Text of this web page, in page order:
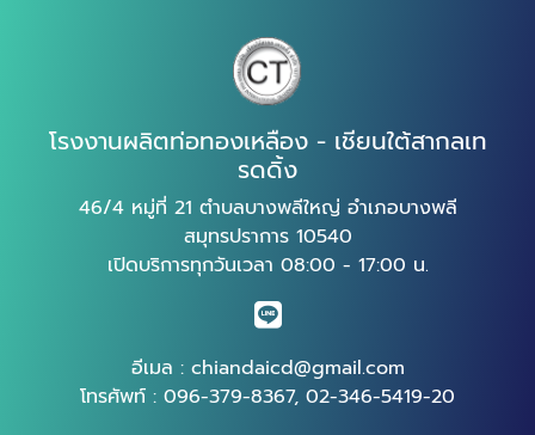
โรงงานผลิตท่อทองเหลือง - เชียนใต้สากลเท
รดดิ้ง
46/4 หมู่ที่ 21 ตำบลบางพลีใหญ่ อำเภอบางพลี
สมุทรปราการ 10540
เปิดบริการทุกวันเวลา 08:00 - 17:00 น.
อีเมล : chiandaicd@gmail.com
โทรศัพท์ : 096-379-8367, 02-346-5419-20